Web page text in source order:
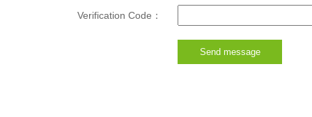
Verification Code：